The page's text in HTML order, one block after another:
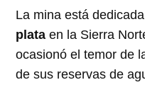
La mina está
plata en la Sierra
ocasionó el temor de
de sus reservas de